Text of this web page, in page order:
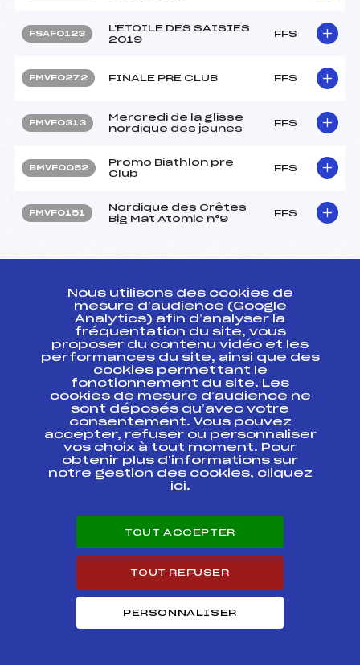
FSAF0123
L'ETOILE DES SAISIES
2019
FFS
FMVF0272 FINALE PRE CLUB FFS
FMVF0313
Mercredi de la glisse
nordique des jeunes
FFS
BMVF0052
Promo Biathlon pre
Club
FFS
FMVF0151
Nordique des Crêtes
Big Mat Atomic n°9
FFS
CHALLENGE BIATHLON VOSGES CREDIT
MUTUEL U13 FILLES DEUXIEME ANNEE
2
FOND – VOSGES CHALLENGE BIG MAT U13
14
Résultats Nordique 2018
PROMO FOYER TROPHÉE
SPORT PASSION
Biathlon Régional 02
Nous utilisons des cookies de
mesure d’audience (Google
Analytics) afin d’analyser la
fréquentation du site, vous
proposer du contenu vidéo et les
performances du site, ainsi que des
cookies permettant le
fonctionnement du site. Les
cookies de mesure d’audience ne
sont déposés qu’avec votre
consentement. Vous pouvez
accepter, refuser ou personnaliser
vos choix à tout moment. Pour
obtenir plus d'informations sur
notre gestion des cookies, cliquez
ici.
TOUT ACCEPTER
TOUT REFUSER
PERSONNALISER